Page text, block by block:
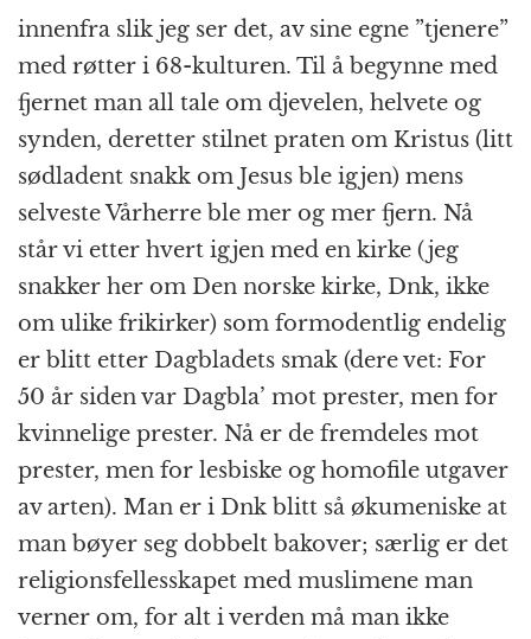
innenfra slik jeg ser det, av sine egne ”tjenere”
med røtter i 68-kulturen. Til å begynne med
fjernet man all tale om djevelen, helvete og
synden, deretter stilnet praten om Kristus (litt
sødladent snakk om Jesus ble igjen) mens
selveste Vårherre ble mer og mer fjern. Nå
står vi etter hvert igjen med en kirke (jeg
snakker her om Den norske kirke, Dnk, ikke
om ulike frikirker) som formodentlig endelig
er blitt etter Dagbladets smak (dere vet: For
50 år siden var Dagbla’ mot prester, men for
kvinnelige prester. Nå er de fremdeles mot
prester, men for lesbiske og homofile utgaver
av arten). Man er i Dnk blitt så økumeniske at
man bøyer seg dobbelt bakover; særlig er det
religionsfellesskapet med muslimene man
verner om, for alt i verden må man ikke